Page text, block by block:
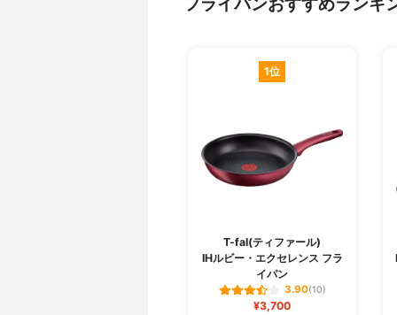
1位
T-fal(ティファール)
IHルビー・エクセレンス フラ
イパン
3.90(10)
¥3,700